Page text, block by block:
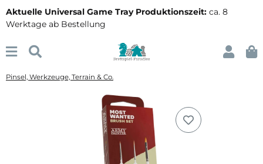
Aktuelle Universal Game Tray Produktionszeit: ca. 8
Werktage ab Bestellung
Pinsel, Werkzeuge, Terrain & Co.